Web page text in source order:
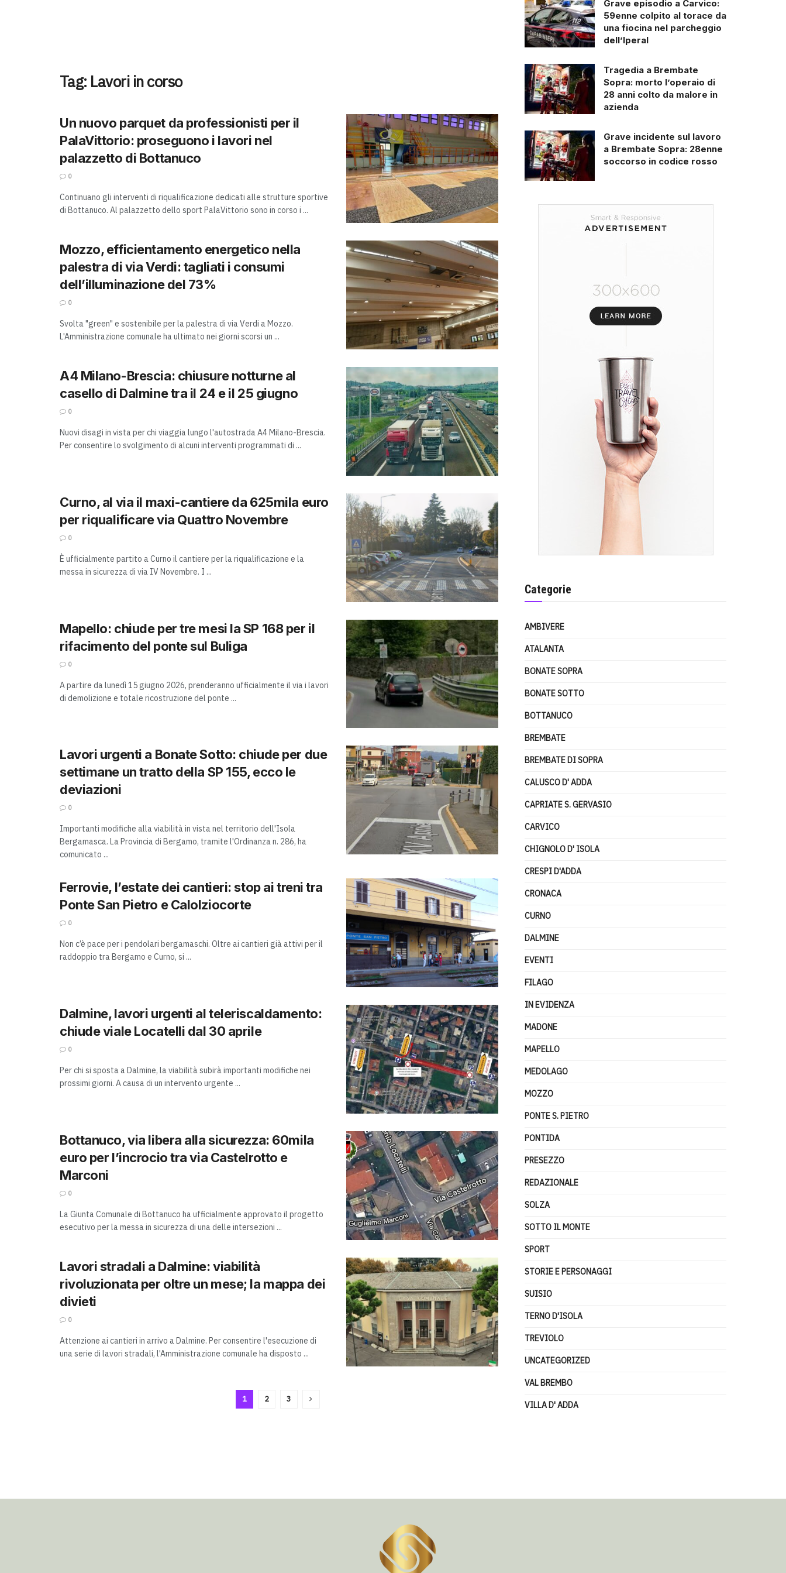
Tag: Lavori in corso
Un nuovo parquet da professionisti per il
PalaVittorio: proseguono i lavori nel
palazzetto di Bottanuco
0
Continuano gli interventi di riqualificazione dedicati alle strutture sportive
di Bottanuco. Al palazzetto dello sport PalaVittorio sono in corso i ...
Mozzo, efficientamento energetico nella
palestra di via Verdi: tagliati i consumi
dell’illuminazione del 73%
0
Svolta "green" e sostenibile per la palestra di via Verdi a Mozzo.
L'Amministrazione comunale ha ultimato nei giorni scorsi un ...
A4 Milano-Brescia: chiusure notturne al
casello di Dalmine tra il 24 e il 25 giugno
0
Nuovi disagi in vista per chi viaggia lungo l'autostrada A4 Milano-Brescia.
Per consentire lo svolgimento di alcuni interventi programmati di ...
Curno, al via il maxi-cantiere da 625mila euro
per riqualificare via Quattro Novembre
0
È ufficialmente partito a Curno il cantiere per la riqualificazione e la
messa in sicurezza di via IV Novembre. I ...
Mapello: chiude per tre mesi la SP 168 per il
rifacimento del ponte sul Buliga
0
A partire da lunedì 15 giugno 2026, prenderanno ufficialmente il via i lavori
di demolizione e totale ricostruzione del ponte ...
Lavori urgenti a Bonate Sotto: chiude per due
settimane un tratto della SP 155, ecco le
deviazioni
0
Importanti modifiche alla viabilità in vista nel territorio dell'Isola
Bergamasca. La Provincia di Bergamo, tramite l'Ordinanza n. 286, ha
comunicato ...
Ferrovie, l’estate dei cantieri: stop ai treni tra
Ponte San Pietro e Calolziocorte
0
Non c’è pace per i pendolari bergamaschi. Oltre ai cantieri già attivi per il
raddoppio tra Bergamo e Curno, si ...
Dalmine, lavori urgenti al teleriscaldamento:
chiude viale Locatelli dal 30 aprile
0
Per chi si sposta a Dalmine, la viabilità subirà importanti modifiche nei
prossimi giorni. A causa di un intervento urgente ...
Bottanuco, via libera alla sicurezza: 60mila
euro per l’incrocio tra via Castelrotto e
Marconi
0
La Giunta Comunale di Bottanuco ha ufficialmente approvato il progetto
esecutivo per la messa in sicurezza di una delle intersezioni ...
Lavori stradali a Dalmine: viabilità
rivoluzionata per oltre un mese; la mappa dei
divieti
0
Attenzione ai cantieri in arrivo a Dalmine. Per consentire l'esecuzione di
una serie di lavori stradali, l'Amministrazione comunale ha disposto ...
1 2 3
Grave episodio a Carvico:
59enne colpito al torace da
una fiocina nel parcheggio
dell’Iperal
Tragedia a Brembate
Sopra: morto l’operaio di
28 anni colto da malore in
azienda
Grave incidente sul lavoro
a Brembate Sopra: 28enne
soccorso in codice rosso
Categorie
AMBIVERE
ATALANTA
BONATE SOPRA
BONATE SOTTO
BOTTANUCO
BREMBATE
BREMBATE DI SOPRA
CALUSCO D' ADDA
CAPRIATE S. GERVASIO
CARVICO
CHIGNOLO D' ISOLA
CRESPI D'ADDA
CRONACA
CURNO
DALMINE
EVENTI
FILAGO
IN EVIDENZA
MADONE
MAPELLO
MEDOLAGO
MOZZO
PONTE S. PIETRO
PONTIDA
PRESEZZO
REDAZIONALE
SOLZA
SOTTO IL MONTE
SPORT
STORIE E PERSONAGGI
SUISIO
TERNO D'ISOLA
TREVIOLO
UNCATEGORIZED
VAL BREMBO
VILLA D' ADDA